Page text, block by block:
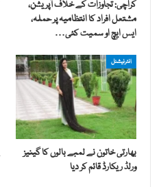
کراچی: تجاوزات کے خلاف آپریشن،
مشتعل افراد کا انتظامیہ پر حملہ،
ایس ایچ او سمیت کئی…
انٹرنیشنل
بھارتی خاتون نے لمبے بالوں کا گینیز
ورلڈ ریکارڈ قائم کر دیا